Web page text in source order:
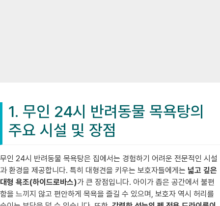
1. 무인 24시 반려동물 목욕탕의
주요 시설 및 장점
무인 24시 반려동물 목욕탕은 집에서는 경험하기 어려운 전문적인 시설
과 환경을 제공합니다. 특히 대형견을 키우는 보호자들에게는 넓고 깊은
대형 욕조(하이드로바스)가 큰 장점입니다. 아이가 좁은 공간에서 불편
함을 느끼지 않고 편안하게 목욕을 즐길 수 있으며, 보호자 역시 허리를